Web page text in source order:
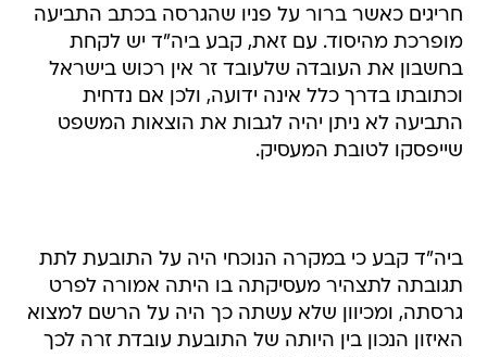
חריגים כאשר ברור על פניו שהגרסה בכתב התביעה
מופרכת מהיסוד. עם זאת, קבע ביה"ד יש לקחת
בחשבון את העובדה שלעובד זר אין רכוש בישראל
וכתובתו בדרך כלל אינה ידועה, ולכן אם נדחית
התביעה לא ניתן יהיה לגבות את הוצאות המשפט
שייפסקו לטובת המעסיק.
ביה"ד קבע כי במקרה הנוכחי היה על התובעת לתת
תגובתה לתצהיר מעסיקתה בו היתה אמורה לפרט
גרסתה, ומכיוון שלא עשתה כך היה על הרשם למצוא
האיזון הנכון בין היותה של התובעת עובדת זרה לכך